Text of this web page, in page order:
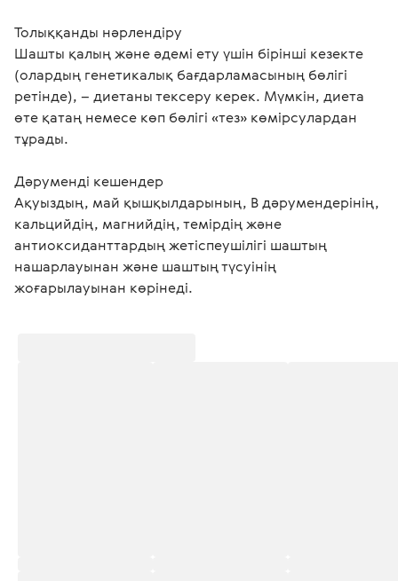
Толыққанды нәрлендіру
Шашты қалың және әдемі ету үшін бірінші кезекте
(олардың генетикалық бағдарламасының бөлігі
ретінде), – диетаны тексеру керек. Мүмкін, диета
өте қатаң немесе көп бөлігі «тез» көмірсулардан
тұрады.
Дәруменді кешендер
Ақуыздың, май қышқылдарының, В дәрумендерінің,
кальцийдің, магнийдің, темірдің және
антиоксиданттардың жетіспеушілігі шаштың
нашарлауынан және шаштың түсуінің